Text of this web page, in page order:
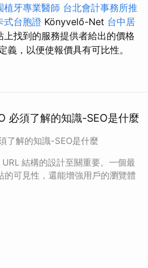
植牙專業醫師 台北會計事務所推
式台胞證 Könyvelő-Net 台中居
上找到的服務提供者給出的價格
義，以便使報價具有可比性。
必須了解的知識-SEO是什麼
了解的知識-SEO是什麼
結構的設計至關重要。一個最
的可見性，還能增強用戶的瀏覽體